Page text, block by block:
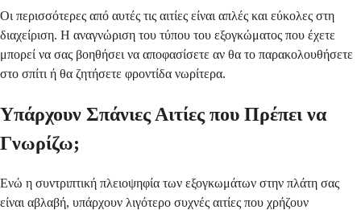
Οι περισσότερες από αυτές τις αιτίες είναι απλές και εύκολες στη
διαχείριση. Η αναγνώριση του τύπου του εξογκώματος που έχετε
μπορεί να σας βοηθήσει να αποφασίσετε αν θα το παρακολουθήσετε
στο σπίτι ή θα ζητήσετε φροντίδα νωρίτερα.
Υπάρχουν Σπάνιες Αιτίες που Πρέπει να
Γνωρίζω;
Ενώ η συντριπτική πλειοψηφία των εξογκωμάτων στην πλάτη σας
είναι αβλαβή, υπάρχουν λιγότερο συχνές αιτίες που χρήζουν